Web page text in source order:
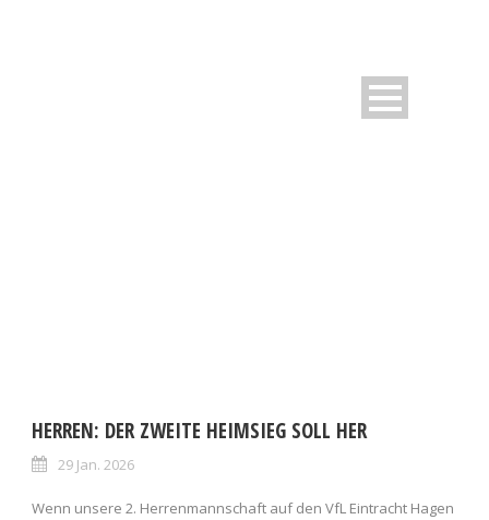
HERREN: DER ZWEITE HEIMSIEG SOLL HER
29 Jan. 2026
Wenn unsere 2. Herrenmannschaft auf den VfL Eintracht Hagen